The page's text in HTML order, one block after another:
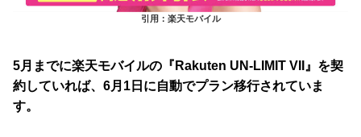
引用：楽天モバイル
5月までに楽天モバイルの『Rakuten UN-LIMIT VII』を契
約していれば、6月1日に自動でプラン移行されていま
す。